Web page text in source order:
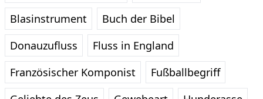
Blasinstrument
Buch der Bibel
Donauzufluss
Fluss in England
Französischer Komponist
Fußballbegriff